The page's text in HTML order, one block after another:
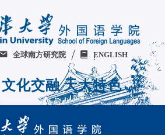
全球南方研究院 ENGLISH
文化交融 天大特色